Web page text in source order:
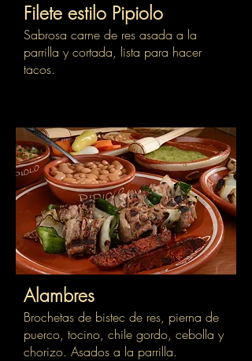
Filete estilo Pipiolo
Sabrosa carne de res asada a la
parrilla y cortada, lista para hacer
tacos.
Alambres
Brochetas de bistec de res, pierna de
puerco, tocino, chile gordo, cebolla y
chorizo. Asados a la parrilla.